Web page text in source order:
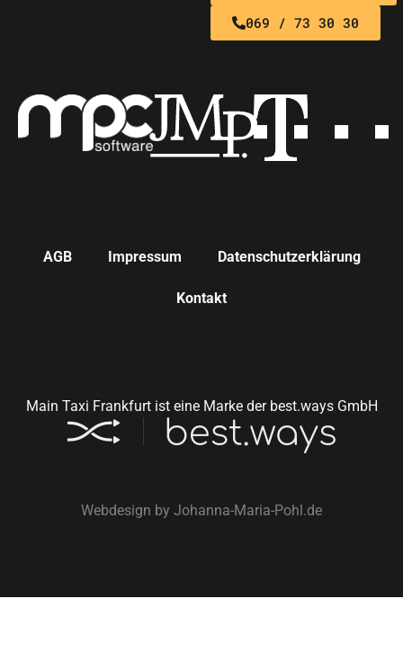
069 / 73 30 30
AGB Impressum Datenschutzerklärung
Kontakt
Main Taxi Frankfurt ist eine Marke der best.ways GmbH
Webdesign by Johanna-Maria-Pohl.de